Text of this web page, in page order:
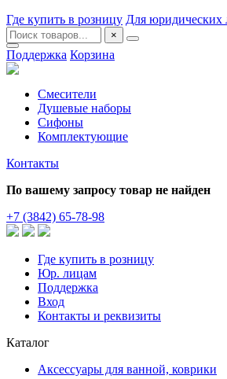
Где купить в розницу Для юридических
×
Поддержка Корзина
Смесители
Душевые наборы
Сифоны
Комплектующие
Контакты
По вашему запросу товар не найден
+7 (3842) 65-78-98
Где купить в розницу
Юр. лицам
Поддержка
Вход
Контакты и реквизиты
Каталог
Аксессуары для ванной, коврики